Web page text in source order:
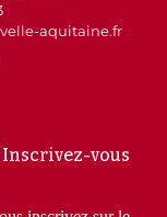
aquitaine.fr
Inscrivez-vous